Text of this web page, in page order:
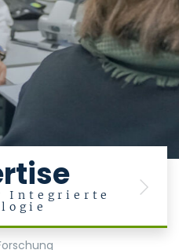
Integrierte
Next
Hämostaseologie und